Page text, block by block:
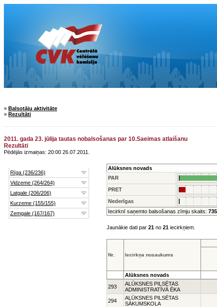
» Balsotāju aktivitāte
» Rezultāti
2011. gada 23. jūlija tautas nobalsošanas par 10.Saeimas atlaišanu
Rezultāti
Pēdējās izmaiņas: 20:00 26.07.2011.
Alūksnes novads
PAR
PRET
Nederīgas
Iecirknī saņemto balsošanas zīmju skaits:
Jaunākie dati par 21 no 21 iecirkņiem.
Nr. Iecirkņa nosaukums
Alūksnes novads
293
ALŪKSNES PILSĒTAS
ADMINISTRATĪVĀ ĒKA
294
ALŪKSNES PILSĒTAS
SĀKUMSKOLA